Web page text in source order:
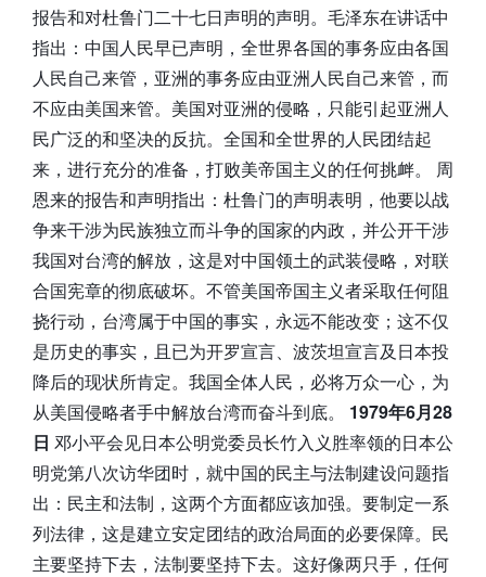
报告和对杜鲁门二十七日声明的声明。毛泽东在讲话中
指出：中国人民早已声明，全世界各国的事务应由各国
人民自己来管，亚洲的事务应由亚洲人民自己来管，而
不应由美国来管。美国对亚洲的侵略，只能引起亚洲人
民广泛的和坚决的反抗。全国和全世界的人民团结起
来，进行充分的准备，打败美帝国主义的任何挑衅。 周
恩来的报告和声明指出：杜鲁门的声明表明，他要以战
争来干涉为民族独立而斗争的国家的内政，并公开干涉
我国对台湾的解放，这是对中国领土的武装侵略，对联
合国宪章的彻底破坏。不管美国帝国主义者采取任何阻
挠行动，台湾属于中国的事实，永远不能改变；这不仅
是历史的事实，且已为开罗宣言、波茨坦宣言及日本投
降后的现状所肯定。我国全体人民，必将万众一心，为
从美国侵略者手中解放台湾而奋斗到底。 1979年6月28
日 邓小平会见日本公明党委员长竹入义胜率领的日本公
明党第八次访华团时，就中国的民主与法制建设问题指
出：民主和法制，这两个方面都应该加强。要制定一系
列法律，这是建立安定团结的政治局面的必要保障。民
主要坚持下去，法制要坚持下去。这好像两只手，任何